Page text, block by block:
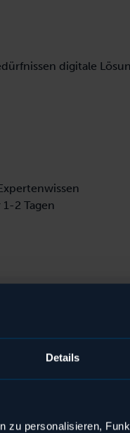
Details
zu personalisieren,
digitale
2 Tagen
Ihrer Lösung.
als Leitplanke